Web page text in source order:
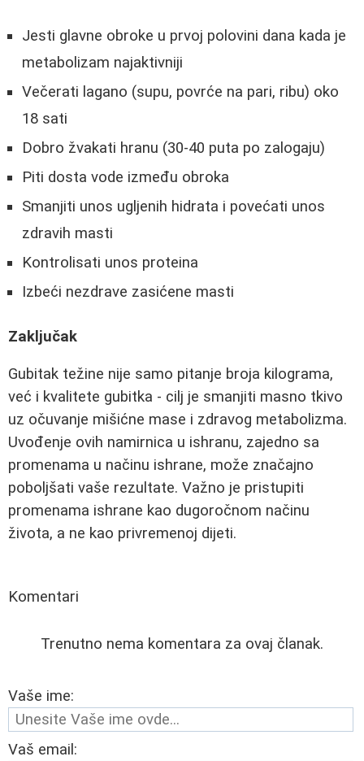
Jesti glavne obroke u prvoj polovini dana kada je
metabolizam najaktivniji
Večerati lagano (supu, povrće na pari, ribu) oko
18 sati
Dobro žvakati hranu (30-40 puta po zalogaju)
Piti dosta vode između obroka
Smanjiti unos ugljenih hidrata i povećati unos
zdravih masti
Kontrolisati unos proteina
Izbeći nezdrave zasićene masti
Zaključak
Gubitak težine nije samo pitanje broja kilograma,
već i kvalitete gubitka - cilj je smanjiti masno tkivo
uz očuvanje mišićne mase i zdravog metabolizma.
Uvođenje ovih namirnica u ishranu, zajedno sa
promenama u načinu ishrane, može značajno
poboljšati vaše rezultate. Važno je pristupiti
promenama ishrane kao dugoročnom načinu
života, a ne kao privremenoj dijeti.
Komentari
Trenutno nema komentara za ovaj članak.
Vaše ime:
Vaš email: